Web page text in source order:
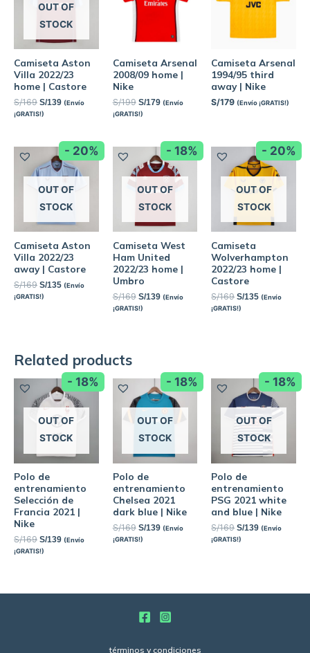
OUT OF
STOCK
Camiseta Aston
Villa 2022/23
home | Castore
S/169 S/139 (Envío
¡GRATIS!)
Camiseta Arsenal
2008/09 home |
Nike
S/199 S/179 (Envío
¡GRATIS!)
Camiseta Arsenal
1994/95 third
away | Nike
S/179 (Envío ¡GRATIS!)
- 20%
OUT OF
STOCK
Camiseta Aston
Villa 2022/23
away | Castore
S/169 S/135 (Envío
¡GRATIS!)
- 18%
OUT OF
STOCK
Camiseta West
Ham United
2022/23 home |
Umbro
S/169 S/139 (Envío
¡GRATIS!)
- 20%
OUT OF
STOCK
Camiseta
Wolverhampton
2022/23 home |
Castore
S/169 S/135 (Envío
¡GRATIS!)
Related products
- 18%
OUT OF
STOCK
Polo de
entrenamiento
Selección de
Francia 2021 |
Nike
S/169 S/139 (Envío
¡GRATIS!)
- 18%
OUT OF
STOCK
Polo de
entrenamiento
Chelsea 2021
dark blue | Nike
S/169 S/139 (Envío
¡GRATIS!)
- 18%
OUT OF
STOCK
Polo de
entrenamiento
PSG 2021 white
and blue | Nike
S/169 S/139 (Envío
¡GRATIS!)
términos y condiciones